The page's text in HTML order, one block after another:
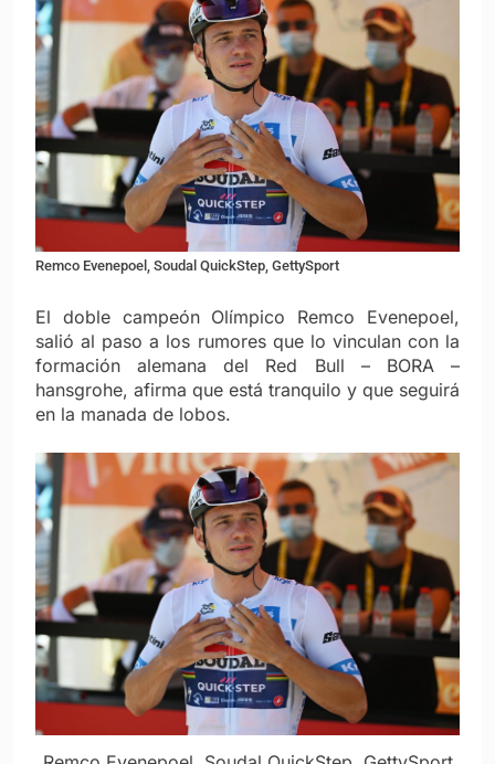
Remco Evenepoel, Soudal QuickStep, GettySport
El doble campeón Olímpico Remco Evenepoel,
salió al paso a los rumores que lo vinculan con la
formación alemana del Red Bull – BORA –
hansgrohe, afirma que está tranquilo y que seguirá
en la manada de lobos.